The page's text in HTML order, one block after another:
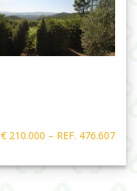
€ 210.000 – REF. 476.607